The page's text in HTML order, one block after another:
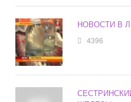
НОВОСТИ В
4396